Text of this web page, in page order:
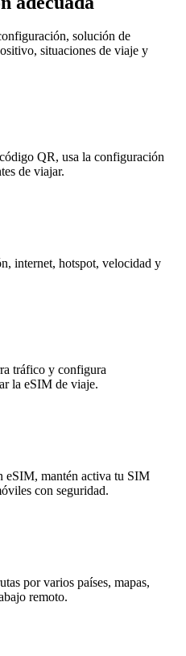
solución de
situaciones de viaje y
QR, usa la configuración
de viajar.
internet, hotspot, velocidad y
tráfico y configura
la eSIM de viaje.
eSIM, mantén activa tu SIM
con seguridad.
por varios países, mapas,
remoto.